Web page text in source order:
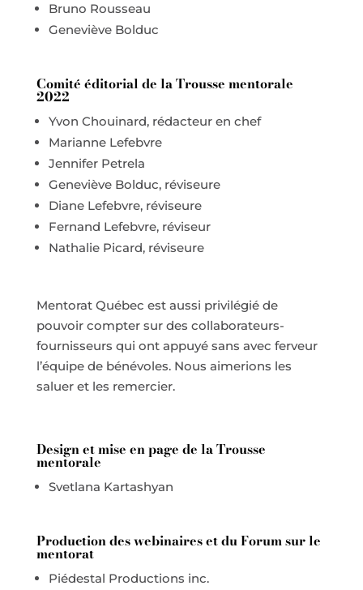
Bruno Rousseau
Geneviève Bolduc
Comité éditorial de la Trousse mentorale
2022
Yvon Chouinard, rédacteur en chef
Marianne Lefebvre
Jennifer Petrela
Geneviève Bolduc, réviseure
Diane Lefebvre, réviseure
Fernand Lefebvre, réviseur
Nathalie Picard, réviseure
Mentorat Québec est aussi privilégié de
pouvoir compter sur des collaborateurs-
fournisseurs qui ont appuyé sans avec ferveur
l’équipe de bénévoles. Nous aimerions les
saluer et les remercier.
Design et mise en page de la Trousse
mentorale
Svetlana Kartashyan
Production des webinaires et du Forum sur le
mentorat
Piédestal Productions inc.